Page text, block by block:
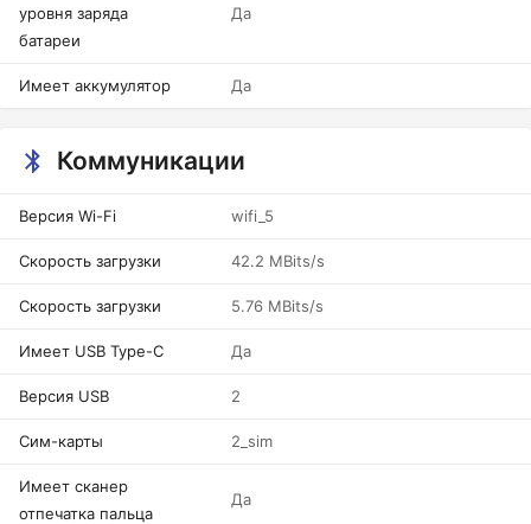
уровня заряда
батареи
Да
Имеет аккумулятор Да
Коммуникации
Версия Wi-Fi wifi_5
Скорость загрузки 42.2 MBits/s
Скорость загрузки 5.76 MBits/s
Имеет USB Type-C Да
Версия USB 2
Сим-карты 2_sim
Имеет сканер
отпечатка пальца
Да